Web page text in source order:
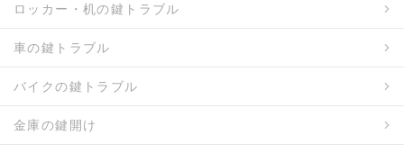
ロッカー・机の鍵トラブル
車の鍵トラブル
バイクの鍵トラブル
金庫の鍵開け